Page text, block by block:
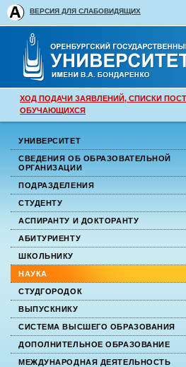
ВЕРСИЯ ДЛЯ СЛАБОВИДЯЩИХ
ХОД ПОДАЧИ ЗАЯВЛЕНИЙ, СПИСКИ
ОБУЧАЮЩИХСЯ
УНИВЕРСИТЕТ
СВЕДЕНИЯ ОБ ОБРАЗОВАТЕЛЬНОЙ
ОРГАНИЗАЦИИ
ПОДРАЗДЕЛЕНИЯ
СТУДЕНТУ
АСПИРАНТУ И ДОКТОРАНТУ
АБИТУРИЕНТУ
ШКОЛЬНИКУ
НАУКА
СТУДГОРОДОК
ВЫПУСКНИКУ
СИСТЕМА ВЫСШЕГО ОБРАЗОВАНИЯ
ДОПОЛНИТЕЛЬНОЕ ОБРАЗОВАНИЕ
МЕЖДУНАРОДНАЯ ДЕЯТЕЛЬНОСТЬ